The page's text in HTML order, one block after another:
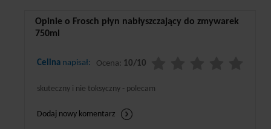
Opinie o Frosch płyn nabłyszczający do zmywarek
750ml
Celina napisał: Ocena: 10/10
skuteczny i nie toksyczny - polecam
Dodaj nowy komentarz